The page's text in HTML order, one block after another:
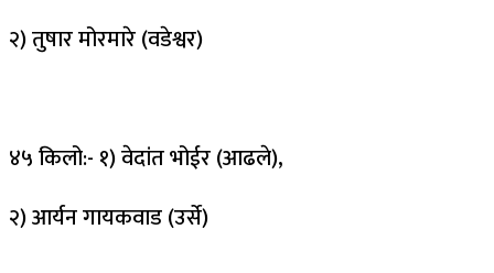
२) तुषार मोरमारे (वडेश्वर)
४५ किलो:- १) वेदांत भोईर (आढले),
२) आर्यन गायकवाड (उर्से)